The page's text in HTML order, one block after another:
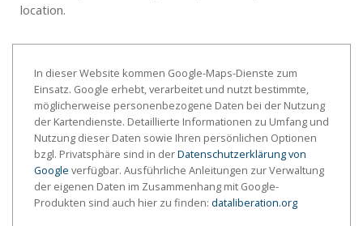
location.
In dieser Website kommen Google-Maps-Dienste zum
Einsatz. Google erhebt, verarbeitet und nutzt bestimmte,
möglicherweise personenbezogene Daten bei der Nutzung
der Kartendienste. Detaillierte Informationen zu Umfang und
Nutzung dieser Daten sowie Ihren persönlichen Optionen
bzgl. Privatsphäre sind in derDatenschutzerklärung von
Google verfügbar. Ausführliche Anleitungen zur Verwaltung
der eigenen Daten im Zusammenhang mit Google-
Produkten sind auch hier zu finden: dataliberation.org